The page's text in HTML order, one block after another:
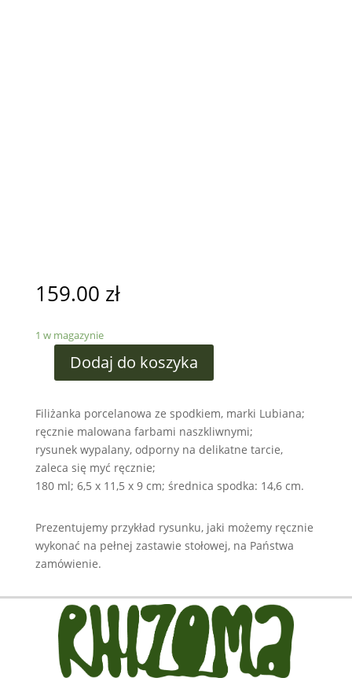
159.00 zł
1 w magazynie
Dodaj do koszyka
Filiżanka porcelanowa ze spodkiem, marki Lubiana;
ręcznie malowana farbami naszkliwnymi;
rysunek wypalany, odporny na delikatne tarcie,
zaleca się myć ręcznie;
180 ml; 6,5 x 11,5 x 9 cm; średnica spodka: 14,6 cm.
Prezentujemy przykład rysunku, jaki możemy ręcznie
wykonać na pełnej zastawie stołowej, na Państwa
zamówienie.